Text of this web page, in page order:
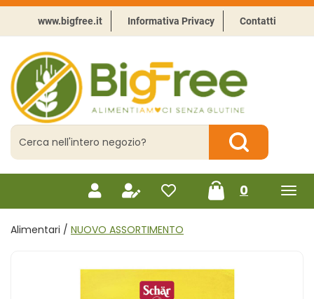
Passa
contenuto
principale
www.bigfree.it Informativa Privacy Contatti
BigFree
-
Punto
celiachia
Cerca
Prodotto
Cerca Prodotto
0prodotti
inseriti
Alimentari / NUOVO ASSORTIMENTO